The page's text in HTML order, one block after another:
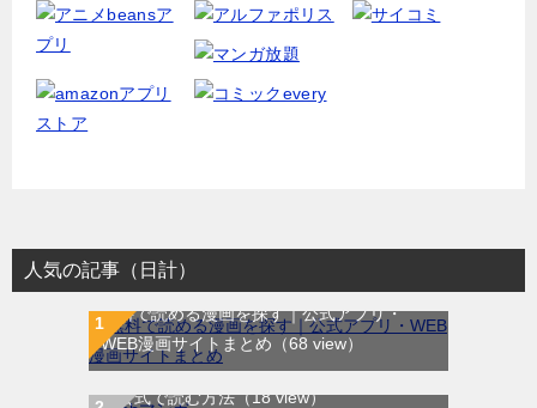
人気の記事（日計）
無料で読める漫画を探す｜公式アプリ・
WEB漫画サイトまとめ （68 view）
WEB漫画サイト一覧｜ブラウザで無料漫画
を公式で読む方法（18 view）
MOONLIGHT MILE｜最新刊第23巻！マンガ